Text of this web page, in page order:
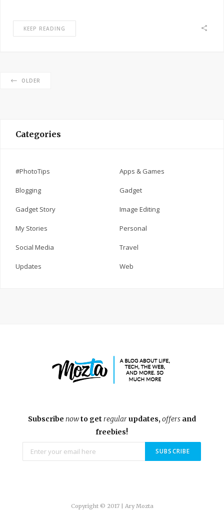
KEEP READING
OLDER
Categories
#PhotoTips Apps & Games
Blogging Gadget
Gadget Story Image Editing
My Stories Personal
Social Media Travel
Updates Web
Subscribe nowto get regularupdates, offersand
freebies!
Copyright © 2017 | Ary Mozta